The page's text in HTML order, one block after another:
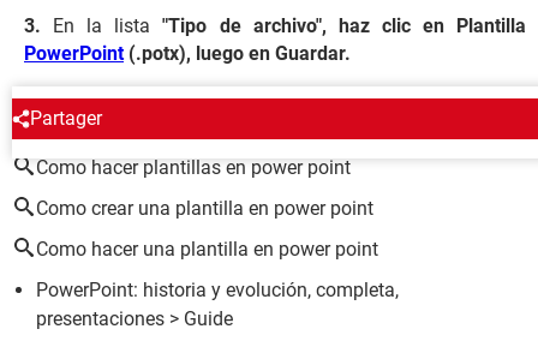
En la lista"Tipo de archivo", haz clic en Plantilla
PowerPoint(.potx), luego en Guardar.
Partager
ALREDEDOR DEL MISMO TEMA
Como hacer plantillas en power point
Como crear una plantilla en power point
Como hacer una plantilla en power point
PowerPoint: historia y evolución, completa,
presentaciones > Guide